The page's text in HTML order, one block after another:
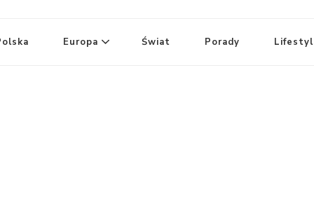
Europa Świat Porady